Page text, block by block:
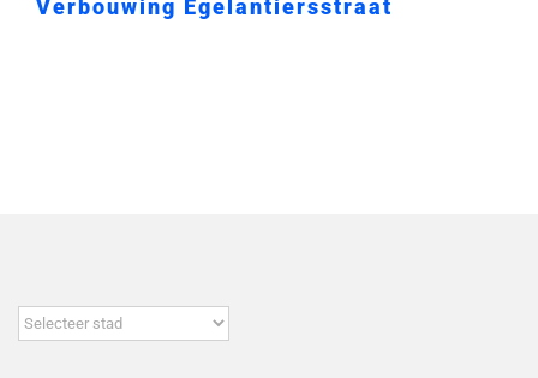
Verbouwing Egelantiersstraat